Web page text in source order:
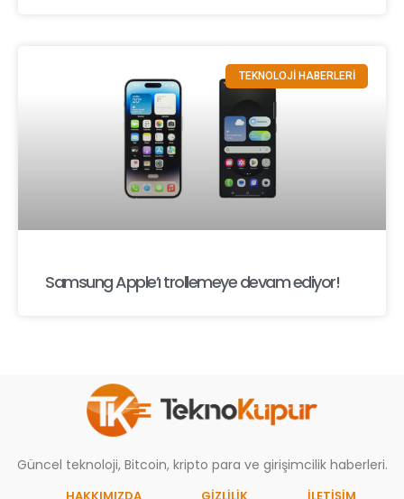
TEKNOLOJİ HABERLERİ
Samsung Apple’ı trollemeye devam ediyor!
Güncel teknoloji, Bitcoin, kripto para ve girişimcilik haberleri.